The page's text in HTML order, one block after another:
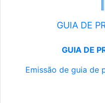
GUIA DE
GUIA DE
Emissão de guia de